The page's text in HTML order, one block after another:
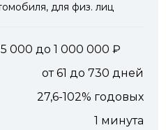
для физ. лиц
000 до 1 000 000
от 61 до 730 дней
27,6-102% годовых
1 минута